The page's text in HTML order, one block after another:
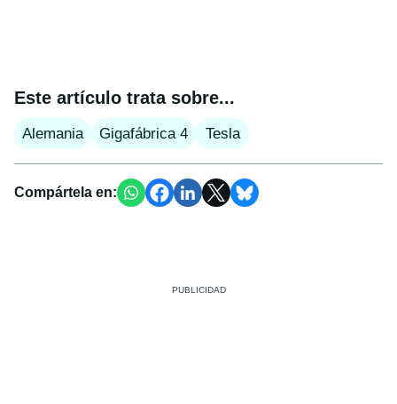
Este artículo trata sobre...
Alemania Gigafábrica 4 Tesla
Compártela en: